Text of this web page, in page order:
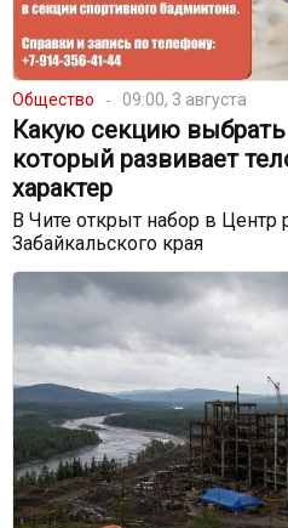
Общество 09:00, 3 августа
Какую секцию
который развивает
характер
В Чите открыт набор в Центр
Забайкальского края